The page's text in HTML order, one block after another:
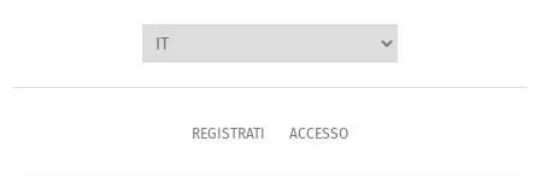
REGISTRATI ACCESSO